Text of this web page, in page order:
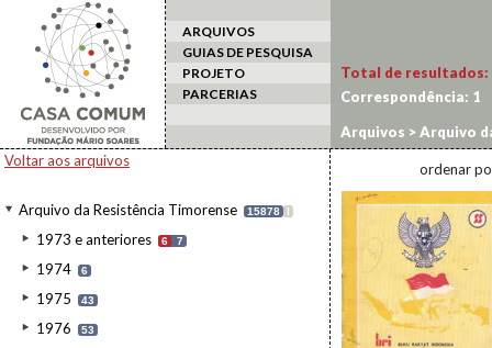
ARQUIVOS
GUIAS DE PESQUISA
PROJETO
PARCERIAS
Voltar aos arquivos
Arquivo da Resistência Timorense 15878 I
1973 e anteriores 6 7
1974 6
1975 43
1976 53
Total de resultados:
Correspondência: 1
Arquivos >Arquivo
ordenar